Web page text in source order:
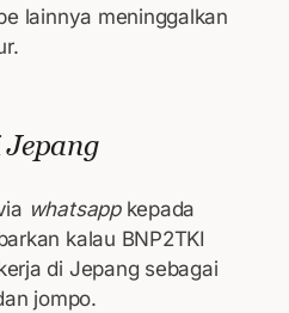
lainnya meninggalkan
whatsappkepada
kalau BNP2TKI
di Jepang sebagai
jompo.